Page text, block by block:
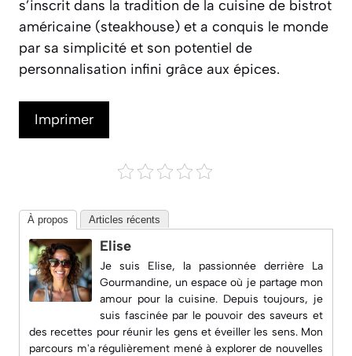
s’inscrit dans la tradition de la cuisine de bistrot
américaine (steakhouse) et a conquis le monde
par sa simplicité et son potentiel de
personnalisation infini grâce aux épices.
Imprimer
À propos Articles récents
Elise
Je suis Elise, la passionnée derrière La
Gourmandine, un espace où je partage mon
amour pour la cuisine. Depuis toujours, je
suis fascinée par le pouvoir des saveurs et
des recettes pour réunir les gens et éveiller les sens. Mon
parcours m'a régulièrement mené à explorer de nouvelles